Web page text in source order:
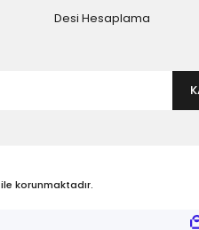
Desi Hesaplama
korunmaktadır.